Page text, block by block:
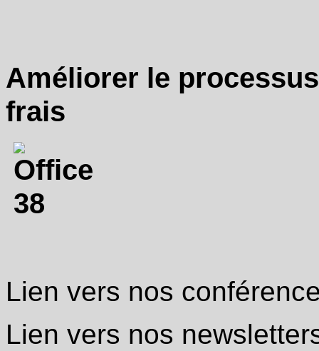
Améliorer le
frais
Lien vers nos
Lien vers nos